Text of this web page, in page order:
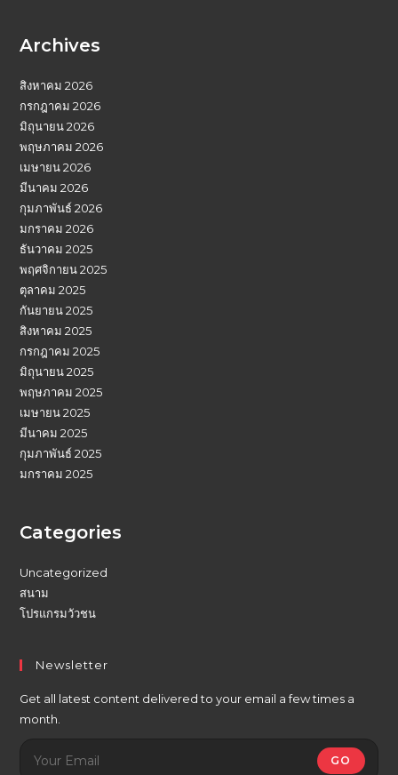
Archives
สิงหาคม 2026
กรกฎาคม 2026
มิถุนายน 2026
พฤษภาคม 2026
เมษายน 2026
มีนาคม 2026
กุมภาพันธ์ 2026
มกราคม 2026
ธันวาคม 2025
พฤศจิกายน 2025
ตุลาคม 2025
กันยายน 2025
สิงหาคม 2025
กรกฎาคม 2025
มิถุนายน 2025
พฤษภาคม 2025
เมษายน 2025
มีนาคม 2025
กุมภาพันธ์ 2025
มกราคม 2025
Categories
Uncategorized
สนาม
โปรแกรมวัวชน
Newsletter
Get all latest content delivered to your email a few times a
month.
GO